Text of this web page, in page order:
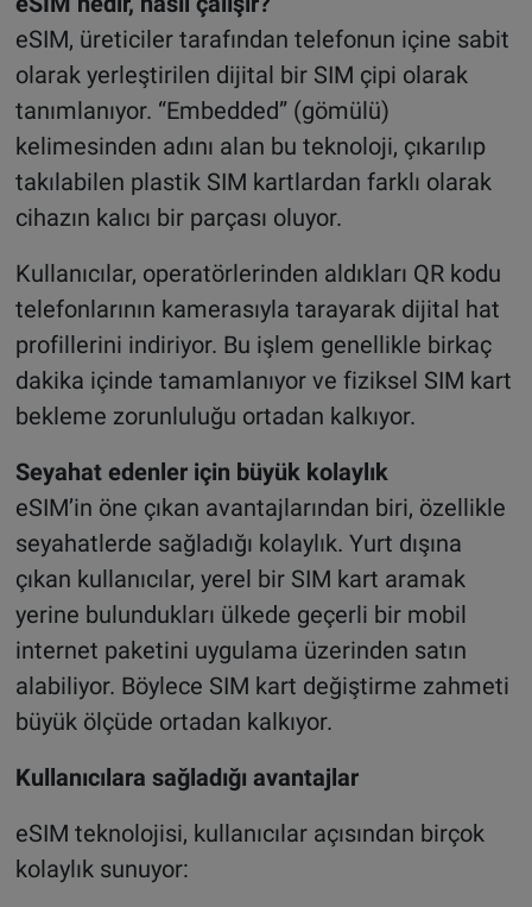
eSIM, üreticiler tarafından telefonun içine sabit
olarak yerleştirilen dijital bir SIM çipi olarak
tanımlanıyor. “Embedded” (gömülü)
kelimesinden adını alan bu teknoloji, çıkarılıp
takılabilen plastik SIM kartlardan farklı olarak
cihazın kalıcı bir parçası oluyor.
Kullanıcılar, operatörlerinden aldıkları QR kodu
telefonlarının kamerasıyla tarayarak dijital hat
profillerini indiriyor. Bu işlem genellikle birkaç
dakika içinde tamamlanıyor ve fiziksel SIM kart
bekleme zorunluluğu ortadan kalkıyor.
Seyahat edenler için büyük kolaylık
eSIM’in öne çıkan avantajlarından biri, özellikle
seyahatlerde sağladığı kolaylık. Yurt dışına
çıkan kullanıcılar, yerel bir SIM kart aramak
yerine bulundukları ülkede geçerli bir mobil
internet paketini uygulama üzerinden satın
alabiliyor. Böylece SIM kart değiştirme zahmeti
büyük ölçüde ortadan kalkıyor.
Kullanıcılara sağladığı avantajlar
eSIM teknolojisi, kullanıcılar açısından birçok
kolaylık sunuyor: